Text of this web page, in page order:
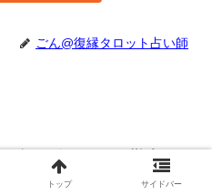
ごん@復縁タロット占い師
が冷たい気がする！勘違いか
するポイントまとめ
トップ サイドバー